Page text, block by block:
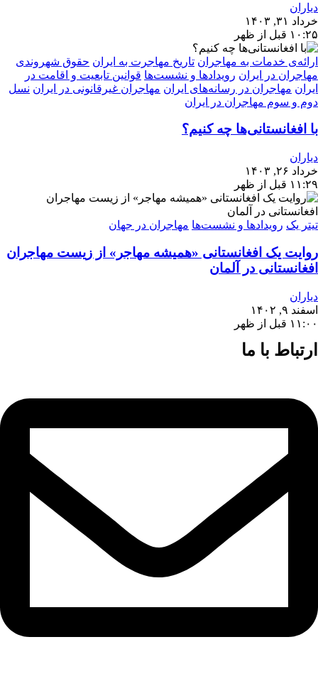
دیاران
خرداد ۳۱, ۱۴۰۳
۱۰:۲۵ قبل از ظهر
ارائه‌ی خدمات به مهاجران تاریخ مهاجرت به ایران حقوق شهروندی
مهاجران در ایران رویدادها و نشست‌ها قوانین تابعیت و اقامت در
ایران مهاجران در رسانه‌های ایران مهاجران غیرقانونی در ایران نسل
دوم و سوم مهاجران در ایران
با افغانستانی‌ها چه کنیم؟
دیاران
خرداد ۲۶, ۱۴۰۳
۱۱:۲۹ قبل از ظهر
تیتر یک رویدادها و نشست‌ها مهاجران در جهان
روایت یک افغانستانی «همیشه مهاجر» از زیست مهاجران
افغانستانی در آلمان
دیاران
اسفند ۹, ۱۴۰۲
۱۱:۰۰ قبل از ظهر
ارتباط با ما